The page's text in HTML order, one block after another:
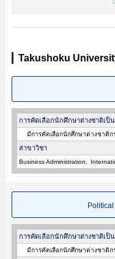
Takushoku
การคัดเลือกนักศึกษาต่างชาติเป็
มีการคัดเลือกนักศึกษาต่างชาติก
สาขาวิชา
Business Administration
Political
การคัดเลือกนักศึกษาต่างชาติเป็
มีการคัดเลือกนักศึกษาต่างชาติก